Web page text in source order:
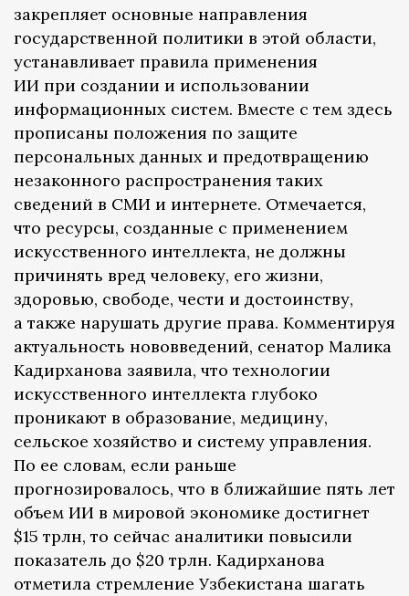
закрепляет основные направления
государственной политики в этой области,
устанавливает правила применения
ИИ при создании и использовании
информационных систем. Вместе с тем здесь
прописаны положения по защите
персональных данных и предотвращению
незаконного распространения таких
сведений в СМИ и интернете. Отмечается,
что ресурсы, созданные с применением
искусственного интеллекта, не должны
причинять вред человеку, его жизни,
здоровью, свободе, чести и достоинству,
а также нарушать другие права. Комментируя
актуальность нововведений, сенатор Малика
Кадирханова заявила, что технологии
искусственного интеллекта глубоко
проникают в образование, медицину,
сельское хозяйство и систему управления.
По ее словам, если раньше
прогнозировалось, что в ближайшие пять лет
объем ИИ в мировой экономике достигнет
$15 трлн, то сейчас аналитики повысили
показатель до $20 трлн. Кадирханова
отметила стремление Узбекистана шагать